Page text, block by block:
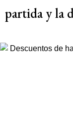
partida y la